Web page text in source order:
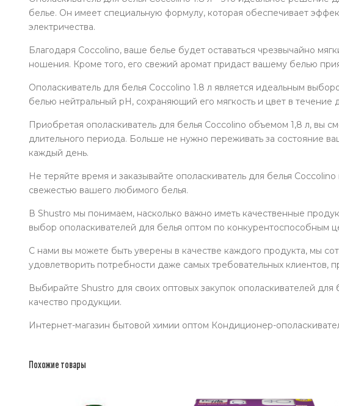
белье. Он имеет специальную формулу, которая обеспечивает
электричества.
Благодаря Coccolino, ваше белье будет оставаться чрезвычайно
ношения. Кроме того, его свежий аромат придаст вашему белью
Ополаскиватель для белья Coccolino 1.8 л является идеальным
белью нейтральный pH, сохраняющий его мягкость и цвет в течение
Приобретая ополаскиватель для белья Coccolino объемом 1,8 л, вы
длительного периода. Больше не нужно переживать за состояние
каждый день.
Не теряйте время и заказывайте ополаскиватель для белья
свежестью вашего любимого белья.
В Shustro мы понимаем, насколько важно иметь качественные
выбор ополаскивателей для белья оптом по конкурентоспособным
С нами вы можете быть уверены в качестве каждого продукта, мы
удовлетворить потребности даже самых требовательных клиентов,
Выбирайте Shustro для своих оптовых закупок ополаскивателей
качество продукции.
Интернет-магазин бытовой химии оптом Кондиционер-
Похожие товары